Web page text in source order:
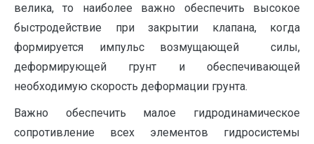
велика, то наиболее важно обеспечить высокое
быстродействие при закрытии клапана, когда
формируется импульс возмущающей силы,
деформирующей грунт и обеспечивающей
необходимую скорость деформации грунта.
Важно обеспечить малое гидродинамическое
сопротивление всех элементов гидросистемы